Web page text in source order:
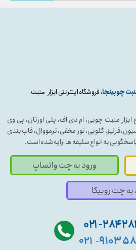
چوبینجا، فروشگاه اینترنتی ابزار منبت
ابزار منبت چوبی، ام دی اف، پلی اورتان، پی وی
قرنیز، گلویی، نور مخفی، ترمووال، قاب بندی
پاسخگویی به انواع سلیقه ها ارایه شده است.
ورود به چت واتساپ
-۰۲۱
به چت روبیکا